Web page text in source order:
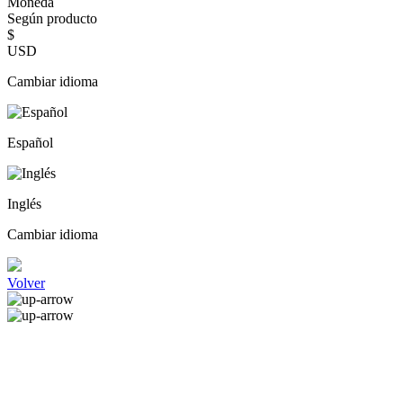
Según producto
$
USD
Cambiar idioma
Español
Inglés
Cambiar idioma
Volver